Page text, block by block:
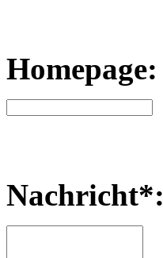
Homepage:
Nachricht*: